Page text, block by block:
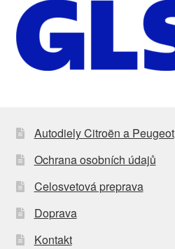
Autodiely Citroën a Peugeot
Ochrana osobních údajů
Celosvetová preprava
Doprava
Kontakt